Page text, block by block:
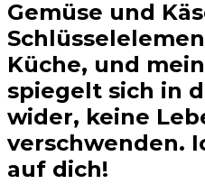
Gemüse und
Küche, und
spiegelt sich in
wider, keine
verschwenden.
auf dich!